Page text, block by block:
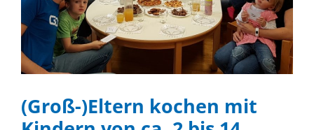
(Groß-)Eltern kochen mit